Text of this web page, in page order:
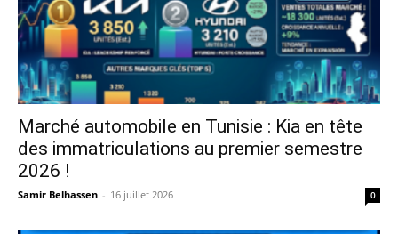
Marché automobile en Tunisie : Kia en tête
des immatriculations au premier semestre
2026 !
Samir Belhassen - 16 juillet 2026 0